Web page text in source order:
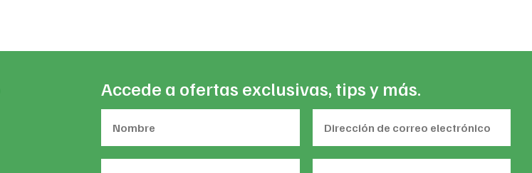
Accede a ofertas exclusivas, tips y más.